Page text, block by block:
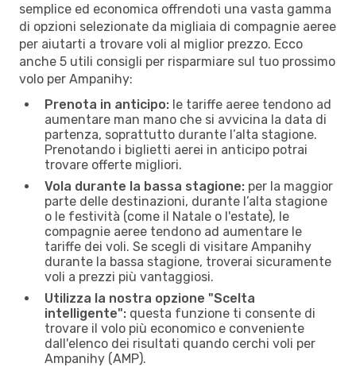
semplice ed economica offrendoti una vasta gamma
di opzioni selezionate da migliaia di compagnie aeree
per aiutarti a trovare voli al miglior prezzo. Ecco
anche 5 utili consigli per risparmiare sul tuo prossimo
volo per Ampanihy:
Prenota in anticipo: le tariffe aeree tendono ad
aumentare man mano che si avvicina la data di
partenza, soprattutto durante l’alta stagione.
Prenotando i biglietti aerei in anticipo potrai
trovare offerte migliori.
Vola durante la bassa stagione: per la maggior
parte delle destinazioni, durante l’alta stagione
o le festività (come il Natale o l'estate), le
compagnie aeree tendono ad aumentare le
tariffe dei voli. Se scegli di visitare Ampanihy
durante la bassa stagione, troverai sicuramente
voli a prezzi più vantaggiosi.
Utilizza la nostra opzione "Scelta
intelligente": questa funzione ti consente di
trovare il volo più economico e conveniente
dall'elenco dei risultati quando cerchi voli per
Ampanihy (AMP).